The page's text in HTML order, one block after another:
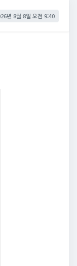
년 8월 8일 오전 9:40